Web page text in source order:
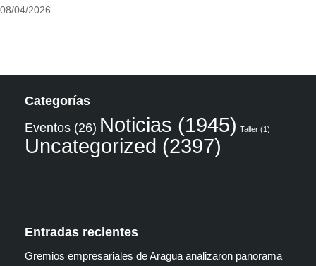
08/04/2026
Categorías
Eventos (26) Noticias (1945) Taller (1)
Uncategorized (2397)
Entradas recientes
Gremios empresariales de Aragua analizaron panorama